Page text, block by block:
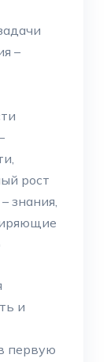
–
рост
знания,
и
первую